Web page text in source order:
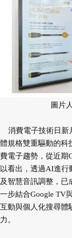
圖片
消費電子技術日新
體規格雙重驅動的科
費電子趨勢，從近期
以看出，透過AI進行
及智慧音訊調整，已
一步結合Google TV
互動與個人化搜尋體
力。